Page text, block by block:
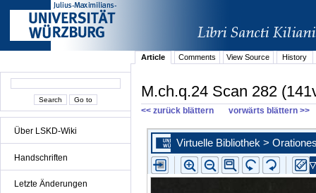
Über LSKD-Wiki
Handschriften
Letzte Änderungen
Article Comments View Source History
M.ch.q.24 Scan 282
<< zurück blättern vorwärts blättern >>